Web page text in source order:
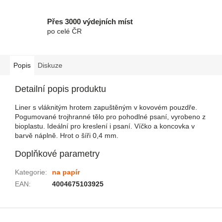
Přes 3000 výdejních míst
po celé ČR
Popis Diskuze
Detailní popis produktu
Liner s vláknitým hrotem zapuštěným v kovovém pouzdře.
Pogumované trojhranné tělo pro pohodlné psaní, vyrobeno z
bioplastu. Ideální pro kreslení i psaní. Víčko a koncovka v
barvě náplně. Hrot o šíři 0,4 mm.
Doplňkové parametry
Kategorie:
na papír
EAN: 4004675103925